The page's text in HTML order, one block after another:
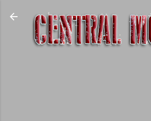
Pular para o conteúdo